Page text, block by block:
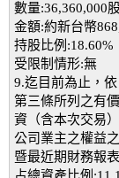
數量:36,360,000
金額:約新台幣
持股比例:18.60%
受限制情形:無
9.迄目前為止，
第三條所列之有
資（含本次交易
公司業主之權益
暨最近期財務報